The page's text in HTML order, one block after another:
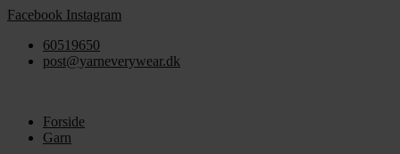
Videre
indhold
Facebook Instagram
60519650
post@yarneverywear.dk
Forside
Garn